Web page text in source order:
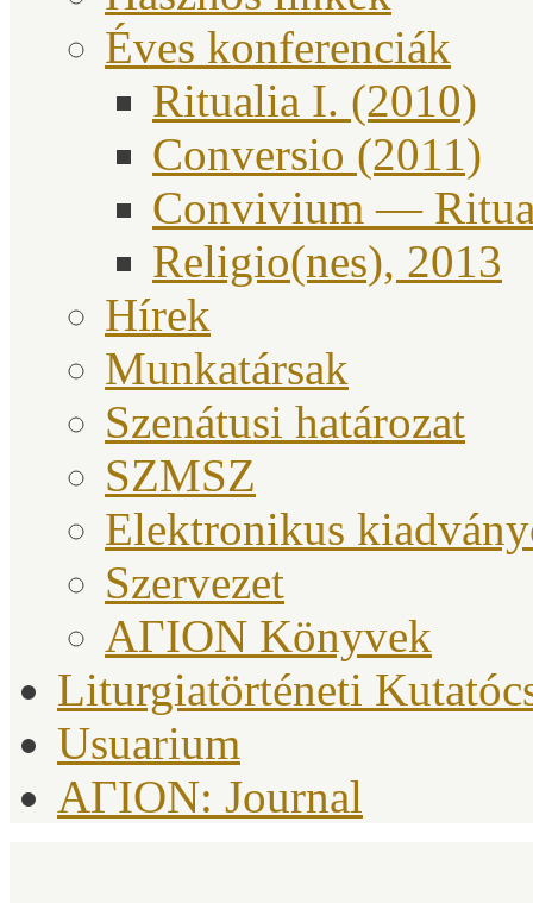
Éves konferenciák
Ritualia I. (2010)
Conversio (2011)
Convivium —
Religio(nes), 2013
Hírek
Munkatársak
Szenátusi határozat
SZMSZ
Elektronikus
Szervezet
ΑΓΙΟΝ Könyvek
Liturgiatörténeti
Usuarium
AΓION: Journal